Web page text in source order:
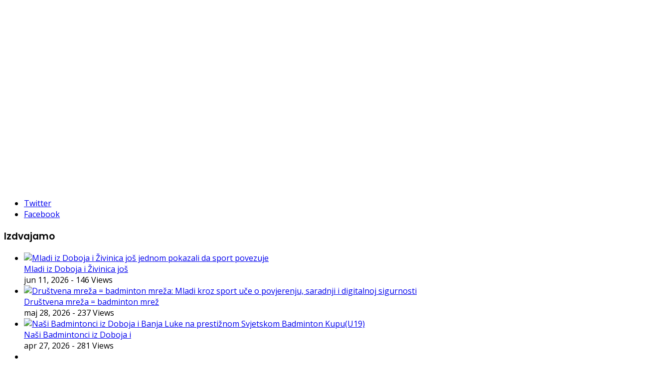
Twitter
Facebook
Izdvajamo
Mladi iz Doboja i Živinica još
jun 11, 2026 - 146 Views
Društvena mreža = badminton mrež
maj 28, 2026 - 237 Views
Naši Badmintonci iz Doboja i
apr 27, 2026 - 281 Views